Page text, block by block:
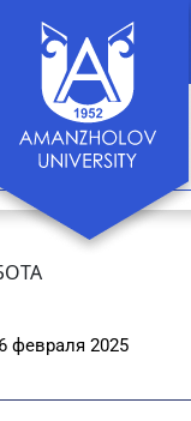
февраля 2025